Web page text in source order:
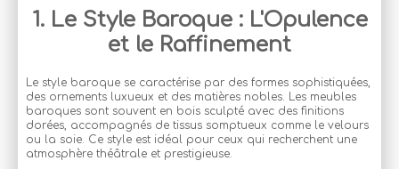
1. Le Style Baroque : L'Opulence
et le Raffinement
Le style baroque se caractérise par des formes sophistiquées,
des ornements luxueux et des matières nobles. Les meubles
baroques sont souvent en bois sculpté avec des finitions
dorées, accompagnés de tissus somptueux comme le velours
ou la soie. Ce style est idéal pour ceux qui recherchent une
atmosphère théâtrale et prestigieuse.